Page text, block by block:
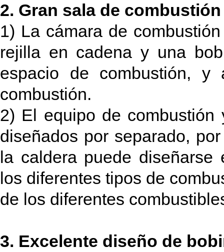
2. Gran sala de combustión
1) La cámara de
rejilla en cadena y una
espacio de combustión,
combustión.
2) El equipo de
diseñados por separado,
la caldera puede
los diferentes tipos de
de los diferentes
3. Excelente diseño de